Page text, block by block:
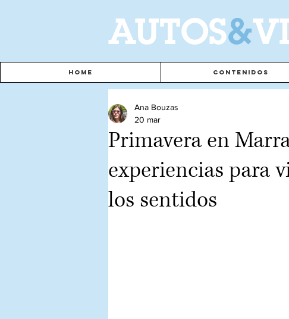
AUTOS&
Home Contenidos
Primavera en
experiencias para
los sentidos
Ana Bouzas
20 mar